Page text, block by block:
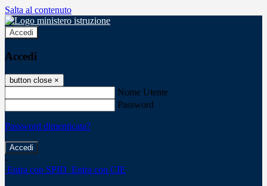
Salta al contenuto
Accedi
Accedi
button close ×
Nome Utente
Password
Password dimenticata?
-
Entra con SPID Entra con CIE